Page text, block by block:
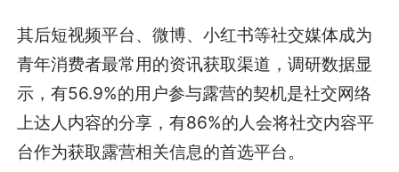
其后短视频平台、微博、小红书等社交媒体成为
青年消费者最常用的资讯获取渠道，调研数据显
示，有56.9%的用户参与露营的契机是社交网络
上达人内容的分享，有86%的人会将社交内容平
台作为获取露营相关信息的首选平台。